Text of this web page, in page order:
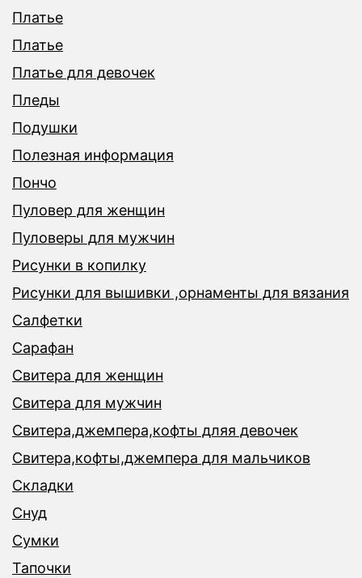
Платье
Платье
Платье для девочек
Пледы
Подушки
Полезная информация
Пончо
Пуловер для женщин
Пуловеры для мужчин
Рисунки в копилку
Рисунки для вышивки ,орнаменты для вязания
Салфетки
Сарафан
Свитера для женщин
Свитера для мужчин
Свитера,джемпера,кофты дляя девочек
Свитера,кофты,джемпера для мальчиков
Складки
Снуд
Сумки
Тапочки